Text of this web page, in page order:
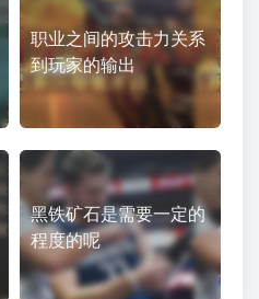
职业之间的攻击力关系
到玩家的输出
黑铁矿石是需要一定的
程度的呢